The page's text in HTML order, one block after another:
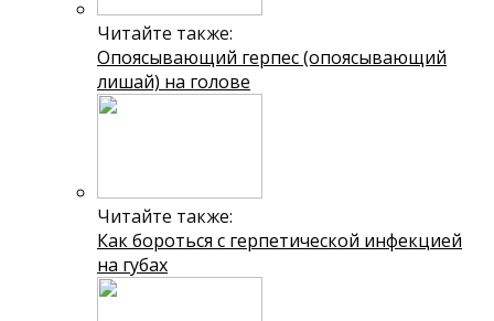
Читайте также:
Опоясывающий герпес (опоясывающий
лишай) на голове
Читайте также:
Как бороться с герпетической инфекцией
на губах